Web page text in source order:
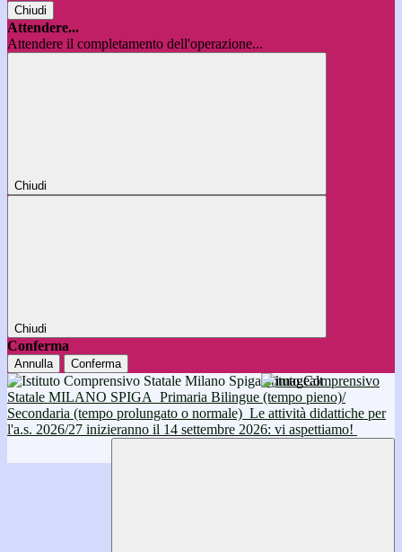
Chiudi
Attendere...
Attendere il completamento dell'operazione...
Chiudi
Chiudi
Conferma
Annulla Conferma
Istituto Comprensivo
Statale MILANO SPIGA Primaria Bilingue (tempo pieno)/
Secondaria (tempo prolungato o normale) Le attività didattiche per
l'a.s. 2026/27 inizieranno il 14 settembre 2026: vi aspettiamo!